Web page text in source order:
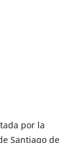
por la
Santiago de